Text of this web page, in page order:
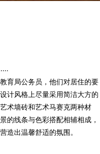
育局公务员，他们对居住的要
计风格上尽量采用简洁大方的
术墙砖和艺术马赛克两种材
的线条与色彩搭配相辅相成，
造出温馨舒适的氛围。